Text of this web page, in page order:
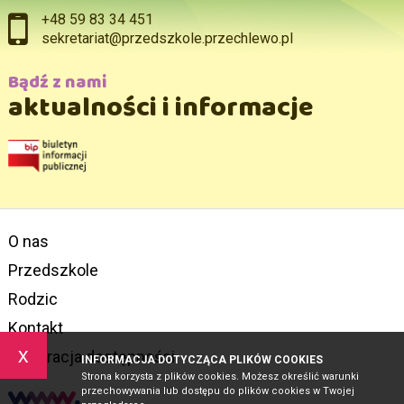
x INFORMACJA DOTYCZĄCA PLIKÓW COOKIES
Strona korzysta z plików cookies. Możesz określić warunki
przechowywania lub dostępu do plików cookies w Twojej
+48 59 83 34 451
sekretariat@przedszkole.przechlewo.pl
Bądź z nami
aktualności i informacje
O nas
Przedszkole
Rodzic
Kontakt
Deklaracja dostępności